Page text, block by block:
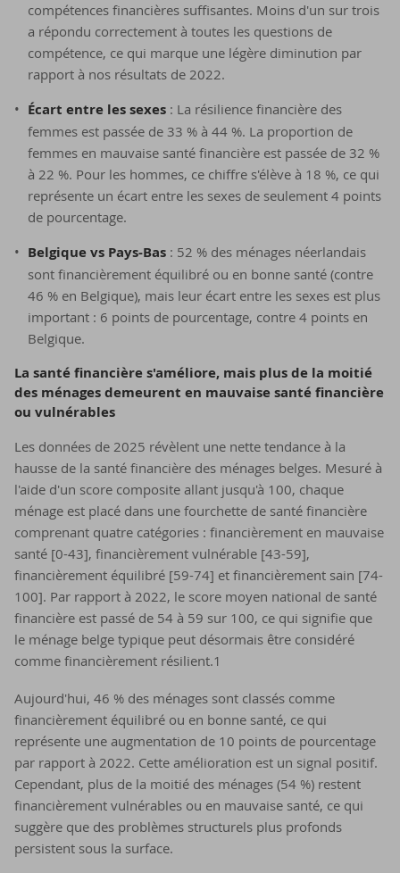
compétences financières suffisantes. Moins d'un sur trois
a répondu correctement à toutes les questions de
compétence, ce qui marque une légère diminution par
rapport à nos résultats de 2022.
Écart entre les sexes : La résilience financière des
femmes est passée de 33 % à 44 %. La proportion de
femmes en mauvaise santé financière est passée de 32 %
à 22 %. Pour les hommes, ce chiffre s'élève à 18 %, ce qui
représente un écart entre les sexes de seulement 4 points
de pourcentage.
Belgique vs Pays-Bas : 52 % des ménages néerlandais
sont financièrement équilibré ou en bonne santé (contre
46 % en Belgique), mais leur écart entre les sexes est plus
important : 6 points de pourcentage, contre 4 points en
Belgique.
La santé fi­nan­cière s'amé­liore, mais plus de la moi­tié
des mé­nages de­meurent en mau­vaise santé fi­nan­cière
ou vul­né­rables
Les données de 2025 révèlent une nette tendance à la
hausse de la santé financière des ménages belges. Mesuré à
l'aide d'un score composite allant jusqu'à 100, chaque
ménage est placé dans une fourchette de santé financière
comprenant quatre catégories : financièrement en mauvaise
santé [0-43], financièrement vulnérable [43-59],
financièrement équilibré [59-74] et financièrement sain [74-
100]. Par rapport à 2022, le score moyen national de santé
financière est passé de 54 à 59 sur 100, ce qui signifie que
le ménage belge typique peut désormais être considéré
comme financièrement résilient.1
Aujourd'hui, 46 % des ménages sont classés comme
financièrement équilibré ou en bonne santé, ce qui
représente une augmentation de 10 points de pourcentage
par rapport à 2022. Cette amélioration est un signal positif.
Cependant, plus de la moitié des ménages (54 %) restent
financièrement vulnérables ou en mauvaise santé, ce qui
suggère que des problèmes structurels plus profonds
persistent sous la surface.